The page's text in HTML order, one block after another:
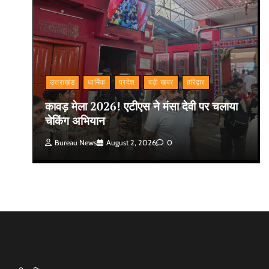
उत्तराखंड धार्मिक प्रदेश बड़ी खबर हरिद्वार
कावड़ मेला 2026! एटीएस ने मंसा देवी पर चलाया
चेकिंग अभियान
Bureau News August 2, 2026 0